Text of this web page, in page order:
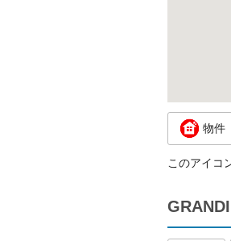
物件
このアイコ